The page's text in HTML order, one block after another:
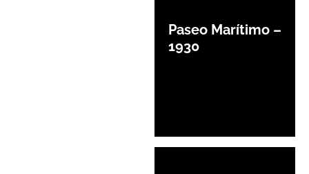
Paseo Marítimo –
1930